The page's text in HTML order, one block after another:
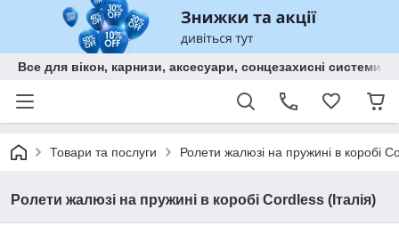
Все для вікон, карнизи, аксесуари, сонцезахисні
Товари та послуги Ролети жалюзі на пружині в коробі
Ролети жалюзі на пружині в коробі Cordless (Італія)